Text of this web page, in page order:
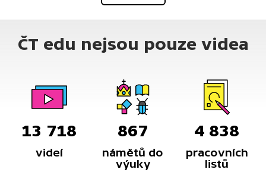
ČT edu nejsou pouze videa
13 718
videí
867
námětů do
výuky
4 838
pracovních
listů